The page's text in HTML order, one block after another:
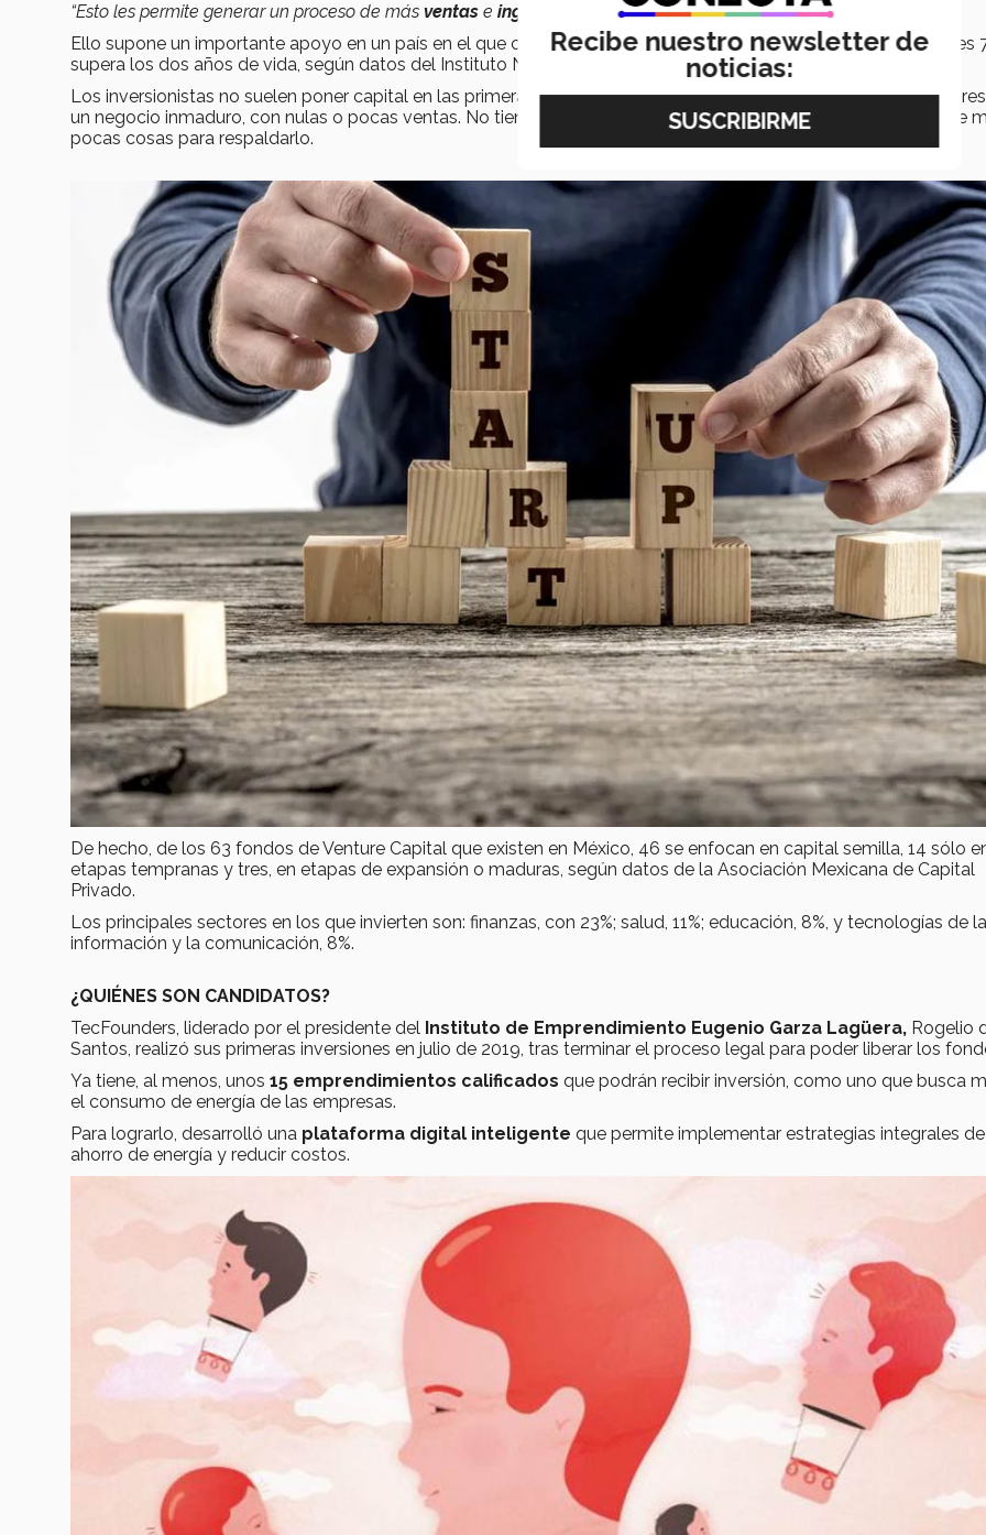
“Esto les permite generar un proceso de más ventas e ingresos para después buscar más capital”,
Ello supone un importante apoyo en un país en el que cada mes se abren 35 mil nuevos negocios, de los cuales
supera los dos años de vida, según datos del Instituto Nacional del Emprendedor.
Los inversionistas no suelen poner capital en las primeras etapas de cualquier startup debido al riesgo que
un negocio inmaduro, con nulas o pocas ventas. No tienen algo que valide que el proyecto será exitoso o tiene
pocas cosas para respaldarlo.
De hecho, de los 63 fondos de Venture Capital que existen en México, 46 se enfocan en capital semilla, 14 sólo
etapas tempranas y tres, en etapas de expansión o maduras, según datos de la Asociación Mexicana de Capital
Privado.
Los principales sectores en los que invierten son: finanzas, con 23%; salud, 11%; educación, 8%, y tecnologías de la
información y la comunicación, 8%.
¿QUIÉNES SON CANDIDATOS?
TecFounders, liderado por el presidente del Instituto de Emprendimiento Eugenio Garza Lagüera, Rogelio
Santos, realizó sus primeras inversiones en julio de 2019, tras terminar el proceso legal para poder liberar los
Ya tiene, al menos, unos 15 emprendimientos calificados que podrán recibir inversión, como uno que busca
el consumo de energía de las empresas.
Para lograrlo, desarrolló una plataforma digital inteligente que permite implementar estrategias integrales de
ahorro de energía y reducir costos.
Recibe nuestro newsletter de
noticias: